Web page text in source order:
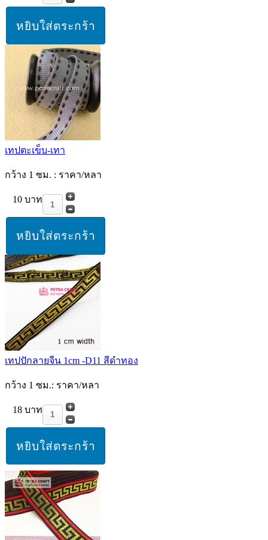
เทปตะเข็บ-เทา
กว้าง 1 ซม. : ราคา/หลา
10 บาท
เทปปักลายจีน 1cm -D11 สีดำทอง
กว้าง 1 ซม.: ราคา/หลา
18 บาท